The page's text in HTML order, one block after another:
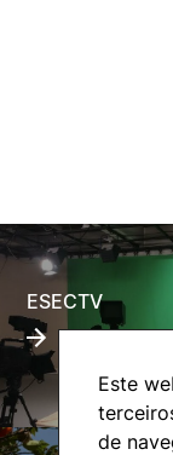
Este
de
ESECTV